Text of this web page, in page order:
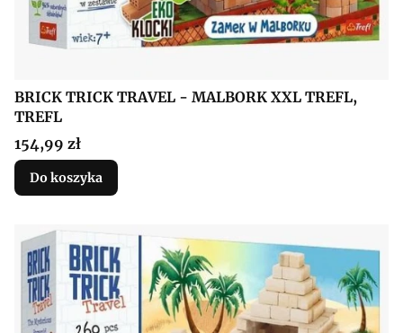
BRICK TRICK TRAVEL - MALBORK XXL TREFL,
TREFL
Cena
154,99 zł
Do koszyka